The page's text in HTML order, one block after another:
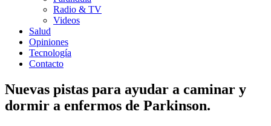
Radio & TV
Videos
Salud
Opiniones
Tecnología
Contacto
Nuevas pistas para ayudar a caminar y
dormir a enfermos de Parkinson.